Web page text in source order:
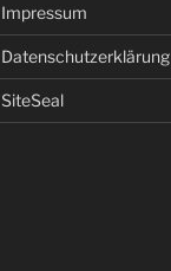
Impressum
Datenschutzerklärung
SiteSeal